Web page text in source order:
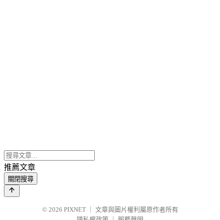
推薦文章
關閉搜尋
© 2026 PIXNET
文章與圖片權利屬原作者所有